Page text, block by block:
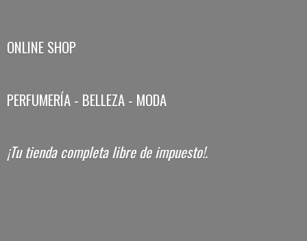
ONLINE SHOP
PERFUMERÍA - BELLEZA - MODA
¡Tu tienda completa librede impuesto!.